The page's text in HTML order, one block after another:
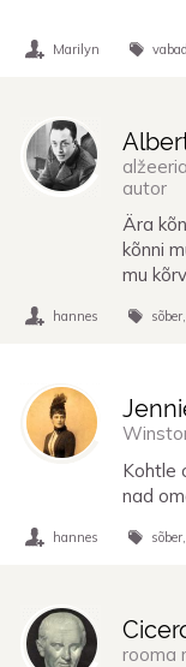
Marilyn
autor
Ära
kõnni
mu
hannes sõber
Kohtle
nad
hannes sõber
rooma